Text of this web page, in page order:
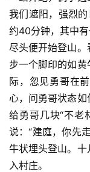
我们遮阳，强烈
约40分钟，其中
尽头便开始登山
步一个脚印的如
际，忽见勇哥在
心，问勇哥状态如
给勇哥几块“不老
说：“建庭，你先
牛状埋头登山。
入村庄。